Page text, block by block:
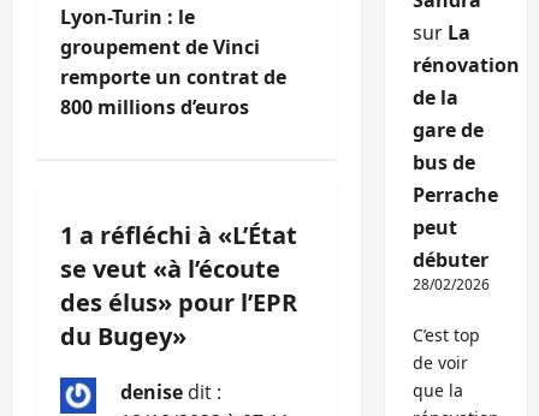
i
g
a
i
o
n
d
Lyon-Turin : le
groupement de Vinci
remporte un contrat de
800 millions d’euros
1 a réfléchi à «L’État
se veut «à l’écoute
des élus» pour l’EPR
du Bugey»
denise dit :
sur La
rénovation
de la
gare de
bus de
Perrache
peut
débuter
28/02/2026
C’est top
de voir
que la